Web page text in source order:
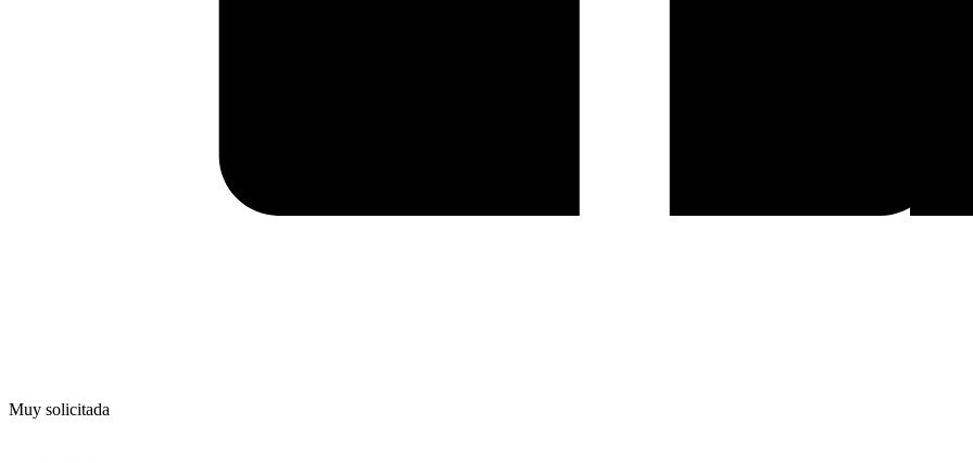
Muy solicitada